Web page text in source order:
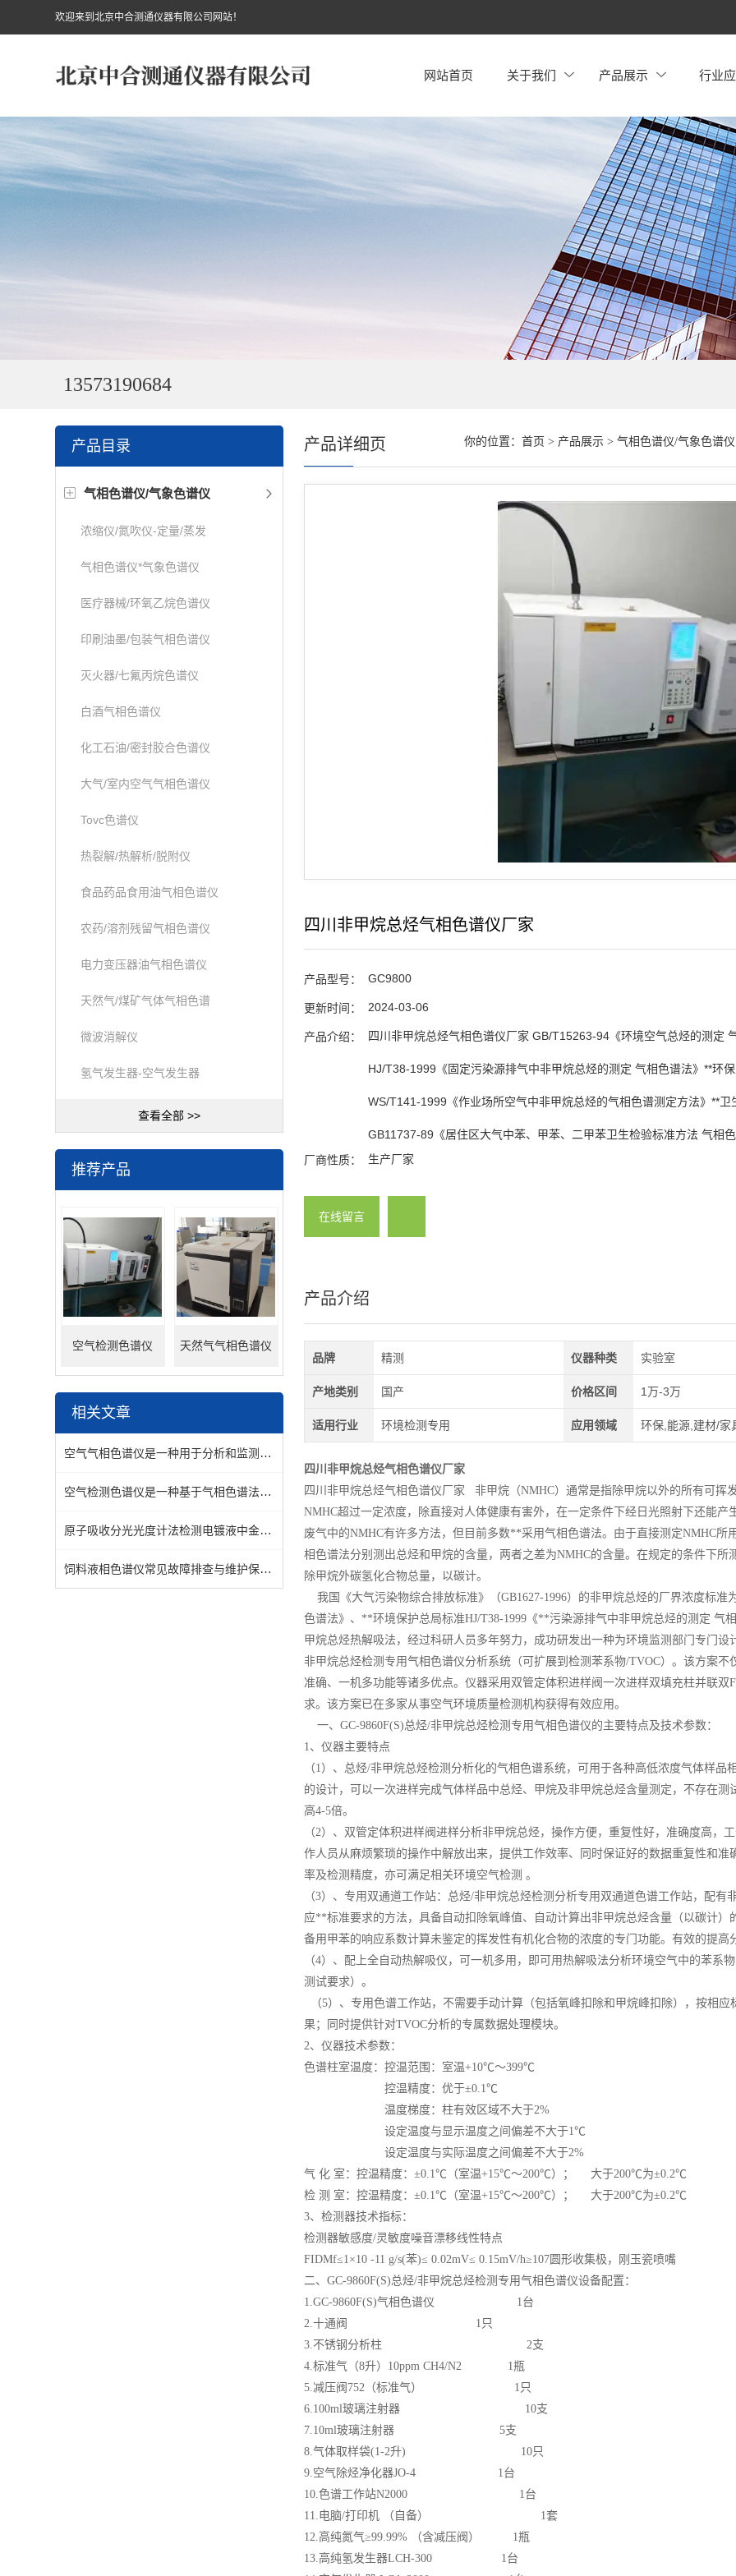
欢迎来到北京中合测通仪器有限公司网站！
网站首页 关于我们 产品展示 行业
13573190684
产品目录
气相色谱仪/气象色谱仪
浓缩仪/氮吹仪-定量/蒸发
气相色谱仪*气象色谱仪
医疗器械/环氧乙烷色谱仪
印刷油墨/包装气相色谱仪
灭火器/七氟丙烷色谱仪
白酒气相色谱仪
化工石油/密封胶合色谱仪
大气/室内空气气相色谱仪
Tovc色谱仪
热裂解/热解析/脱附仪
食品药品食用油气相色谱仪
农药/溶剂残留气相色谱仪
电力变压器油气相色谱仪
天然气/煤矿气体气相色谱
微波消解仪
氢气发生器-空气发生器
查看全部 >>
推荐产品
空气检测色谱仪 天然气气相色谱仪
相关文章
空气气相色谱仪是一种用于分析和监测空气中有机物和无机物的关键仪器
空气检测色谱仪是一种基于气相色谱法原理的仪器
原子吸收分光光度计法检测电镀液中金盐的含量方法
饲料液相色谱仪常见故障排查与维护保养技巧
你的位置： 首页 > 产品展示> 气相色谱仪/气象色谱仪
产品详细页
四川非甲烷总烃气相色谱仪厂家
产品型号： GC9800
更新时间： 2024-03-06
产品介绍： 四川非甲烷总烃气相色谱仪厂家 GB/T15263-94《环境空气总烃的测定
HJ/T38-1999《固定污染源排气中非甲烷总烃的测定 气相色谱法》**环
WS/T141-1999《作业场所空气中非甲烷总烃的气相色谱测定方法》**卫
GB11737-89《居住区大气中苯、甲苯、二甲苯卫生检验标准方法 气相
厂商性质： 生产厂家
在线留言
产品介绍
品牌 精测 仪器种类 实验室
产地类别 国产 价格区间 1万-3万
适用行业 环境检测专用 应用领域 环保,能源,建材/家
四川非甲烷总烃气相色谱仪厂家
四川非甲烷总烃气相色谱仪厂家
非甲烷（NMHC）通常是指除甲烷以外的所有可挥
NMHC超过一定浓度，除直接对人体健康有害外，在一定条件下经日光照射下还能
废气中的NMHC有许多方法，但目前多数**采用气相色谱法。由于直接测定NMHC
相色谱法分别测出总烃和甲烷的含量，两者之差为NMHC的含量。在规定的条件下
除甲烷外碳氢化合物总量，以碳计。
我国《大气污染物综合排放标准》（GB1627-1996）的非甲烷总烃的厂界浓度标准
色谱法》、**环境保护总局标准HJ/T38-1999《**污染源排气中非甲烷总烃的测定 气
甲烷总烃热解吸法，经过科研人员多年努力，成功研发出一种为环境监测部门专门
非甲烷总烃检测专用气相色谱仪分析系统（可扩展到检测苯系物/TVOC）。该方案
准确、一机多功能等诸多优点。仪器采用双管定体积进样阀一次进样双填充柱并联
求。该方案已在多家从事空气环境质量检测机构获得有效应用。
一、GC-9860F(S)总烃/非甲烷总烃检测专用气相色谱仪的主要特点及技术参数：
1、仪器主要特点
（1）、总烃/非甲烷总烃检测分析化的气相色谱系统，可用于各种高低浓度气体样
的设计，可以一次进样完成气体样品中总烃、甲烷及非甲烷总烃含量测定，不存在
高4-5倍。
（2）、双管定体积进样阀进样分析非甲烷总烃，操作方便，重复性好，准确度高
作人员从麻烦繁琐的操作中解放出来，提供工作效率、同时保证好的数据重复性和
率及检测精度，亦可满足相关环境空气检测 。
（3）、专用双通道工作站：总烃/非甲烷总烃检测分析专用双通道色谱工作站，配有
应**标准要求的方法，具备自动扣除氧峰值、自动计算出非甲烷总烃含量（以碳计）
备用甲苯的响应系数计算未鉴定的挥发性有机化合物的浓度的专门功能。有效的提高
（4）、配上全自动热解吸仪，可一机多用，即可用热解吸法分析环境空气中的苯系
测试要求）。
（5）、专用色谱工作站，不需要手动计算（包括氧峰扣除和甲烷峰扣除），按相
果；同时提供针对TVOC分析的专属数据处理模块。
2、仪器技术参数：
色谱柱室温度：控温范围：室温+10℃～399℃
控温精度：优于±0.1℃
温度梯度：柱有效区域不大于2%
设定温度与显示温度之间偏差不大于1℃
设定温度与实际温度之间偏差不大于2%
气 化 室：控温精度：±0.1℃（室温+15℃～200℃）； 大于200℃为±0.2℃
检 测 室：控温精度：±0.1℃（室温+15℃～200℃）； 大于200℃为±0.2℃
3、检测器技术指标：
检测器敏感度/灵敏度噪音漂移线性特点
FIDMf≤1×10 -11 g/s(苯)≤ 0.02mV≤ 0.15mV/h≥107圆形收集极，刚玉瓷喷嘴
二、GC-9860F(S)总烃/非甲烷总烃检测专用气相色谱仪设备配置：
1.GC-9860F(S)气相色谱仪 1台
2.十通阀 1只
3.不锈钢分析柱 2支
4.标准气（8升）10ppm CH4/N2 1瓶
5.减压阀752（标准气） 1只
6.100ml玻璃注射器 10支
7.10ml玻璃注射器 5支
8.气体取样袋(1-2升) 10只
9.空气除烃净化器JO-4 1台
10.色谱工作站N2000 1台
11.电脑/打印机 （自备） 1套
12.高纯氮气≥99.99% （含减压阀） 1瓶
13.高纯氢发生器LCH-300 1台